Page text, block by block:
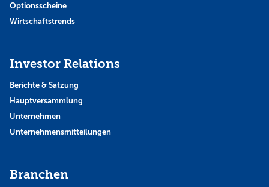
Optionsscheine
Wirtschaftstrends
Investor Relations
Berichte & Satzung
Hauptversammlung
Unternehmen
Unternehmensmitteilungen
Branchen